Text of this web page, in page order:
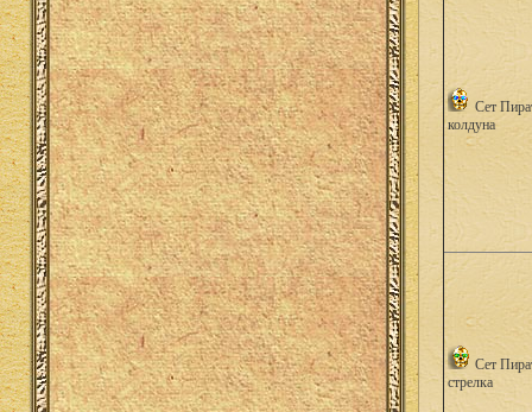
Сет
колдуна
Сет
стрелка